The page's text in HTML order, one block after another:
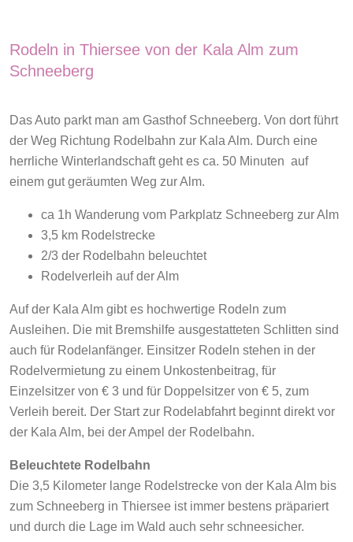
Rodeln in Thiersee von der Kala Alm zum
Schneeberg
Das Auto parkt man am Gasthof Schneeberg. Von dort führt
der Weg Richtung Rodelbahn zur Kala Alm. Durch eine
herrliche Winterlandschaft geht es ca. 50 Minuten auf
einem gut geräumten Weg zur Alm.
ca 1h Wanderung vom Parkplatz Schneeberg zur Alm
3,5 km Rodelstrecke
2/3 der Rodelbahn beleuchtet
Rodelverleih auf der Alm
Auf der Kala Alm gibt es hochwertige Rodeln zum
Ausleihen. Die mit Bremshilfe ausgestatteten Schlitten sind
auch für Rodelanfänger. Einsitzer Rodeln stehen in der
Rodelvermietung zu einem Unkostenbeitrag, für
Einzelsitzer von € 3 und für Doppelsitzer von € 5, zum
Verleih bereit. Der Start zur Rodelabfahrt beginnt direkt vor
der Kala Alm, bei der Ampel der Rodelbahn.
Beleuchtete Rodelbahn
Die 3,5 Kilometer lange Rodelstrecke von der Kala Alm bis
zum Schneeberg in Thiersee ist immer bestens präpariert
und durch die Lage im Wald auch sehr schneesicher.